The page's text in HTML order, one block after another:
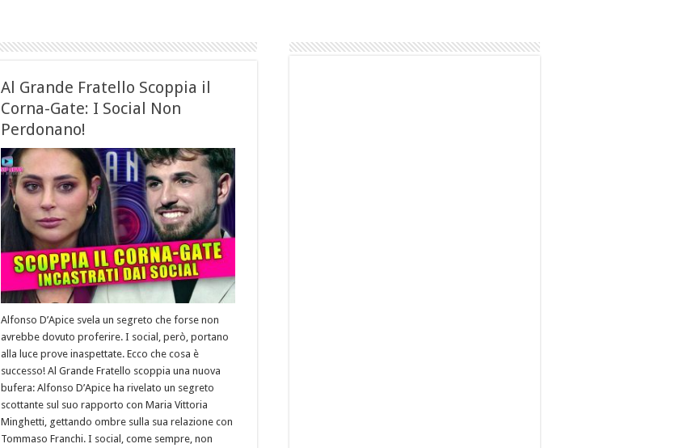
Al Grande Fratello Scoppia il
Corna-Gate: I Social Non
Perdonano!
Alfonso D’Apice svela un segreto che forse non
avrebbe dovuto proferire. I social, però, portano
alla luce prove inaspettate. Ecco che cosa è
successo! Al Grande Fratello scoppia una nuova
bufera: Alfonso D’Apice ha rivelato un segreto
scottante sul suo rapporto con Maria Vittoria
Minghetti, gettando ombre sulla sua relazione con
Tommaso Franchi. I social, come sempre, non